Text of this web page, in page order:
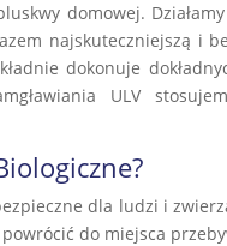
domowej.
najskuteczniejszą i
dokonuje
ULV
dla ludzi i
do miejsca